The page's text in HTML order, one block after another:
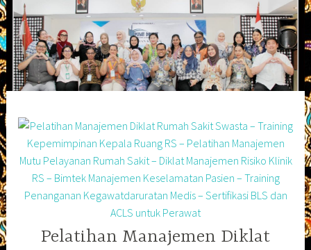
Skip
to
content
Pelatihan Manajemen Diklat